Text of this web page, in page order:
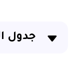
جدول